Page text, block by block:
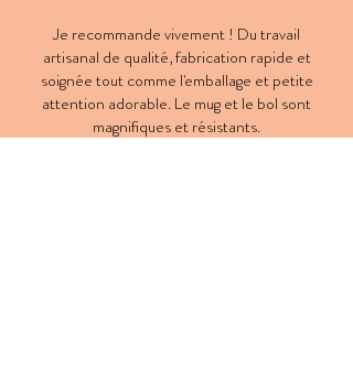
Je recommande vivement ! Du travail
artisanal de qualité, fabrication rapide et
soignée tout comme l'emballage et petite
attention adorable. Le mug et le bol sont
magnifiques et résistants.